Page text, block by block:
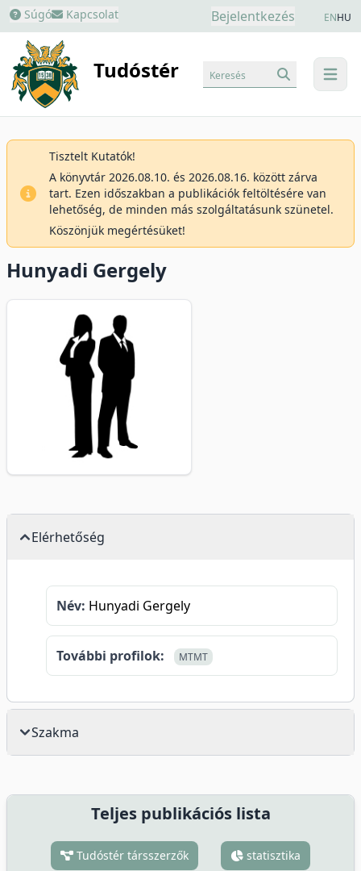
Súgó Kapcsolat Bejelentkezés ENHU
Tudóstér menu
Keresés
Tisztelt Kutatók!
A könyvtár 2026.08.10. és 2026.08.16. között zárva
tart. Ezen időszakban a publikációk feltöltésére van
lehetőség, de minden más szolgáltatásunk szünetel.
Köszönjük megértésüket!
Hunyadi Gergely
Elérhetőség
Név: Hunyadi Gergely
További profilok: MTMT
Szakma
Teljes publikációs lista
Tudóstér társszerzők statisztika